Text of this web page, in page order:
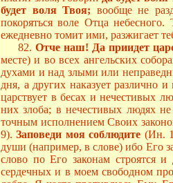
будет воля Твоя; вообще не
покоряться воле Отца
ежедневно томит ими, разжигает
82.Отче наш! Да приидет
месте) и во всех ангельских
духами и над злыми или
дня, а других наказует
царствует в бесах и нечестивых
них злоба; в нечестивых людях
точным исполнением Своих
9).Заповеди моя соблюдите (Ин.
души (например, в слове) ибо Его
слово по Его законам строятся
сердечных и в моем свободном